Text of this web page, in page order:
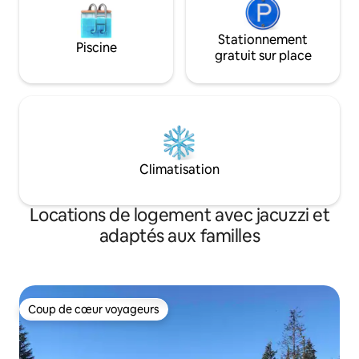
Piscine
Stationnement
gratuit sur place
Climatisation
Locations de logement avec jacuzzi et
adaptés aux familles
Coup de cœur voyageurs
Coup de cœur voyageurs